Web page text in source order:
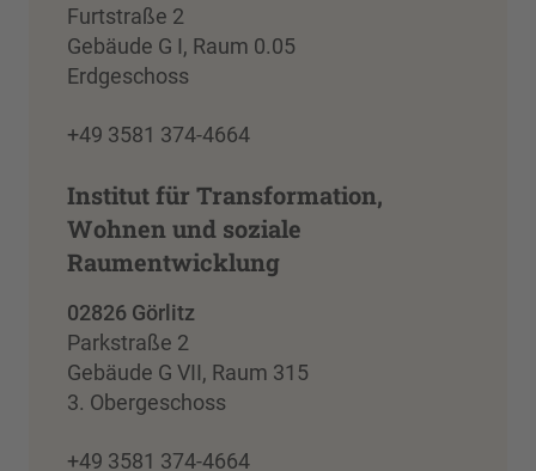
Furtstraße 2
Gebäude G I, Raum 0.05
Erdgeschoss
+49 3581 374-4664
Institut für Transformation,
Wohnen und soziale
Raumentwicklung
02826 Görlitz
Parkstraße 2
Gebäude G VII, Raum 315
3. Obergeschoss
+49 3581 374-4664